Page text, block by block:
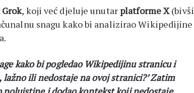
, koji već djeluje unutarplatforme X(bivši
snagu kako bi analizirao Wikipedijine
kako bi pogledao Wikipedijinu stranicu i
ili nedostaje na ovoj stranici?’ Zatim